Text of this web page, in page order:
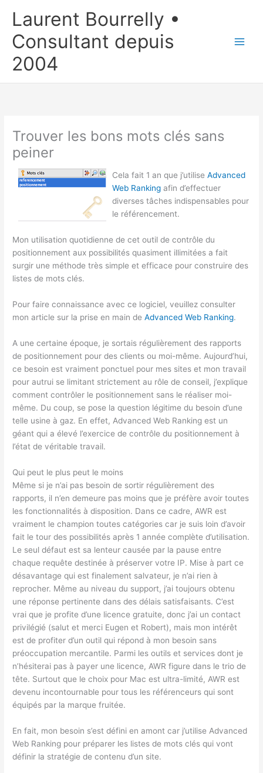
Laurent Bourrelly •
Consultant depuis
2004
Trouver les bons mots clés sans
peiner
Cela fait 1 an que j’utiliseAdvanced
Web Ranking afin d’effectuer
diverses tâches indispensables pour
le référencement.
Mon utilisation quotidienne de cet outil de contrôle du
positionnement aux possibilités quasiment illimitées a fait
surgir une méthode très simple et efficace pour construire des
listes de mots clés.
Pour faire connaissance avec ce logiciel, veuillez consulter
mon article sur la prise en main deAdvanced Web Ranking.
A une certaine époque, je sortais régulièrement des rapports
de positionnement pour des clients ou moi-même. Aujourd’hui,
ce besoin est vraiment ponctuel pour mes sites et mon travail
pour autrui se limitant strictement au rôle de conseil, j’explique
comment contrôler le positionnement sans le réaliser moi-
même. Du coup, se pose la question légitime du besoin d’une
telle usine à gaz. En effet, Advanced Web Ranking est un
géant qui a élevé l’exercice de contrôle du positionnement à
l’état de véritable travail.
Qui peut le plus peut le moins
Même si je n’ai pas besoin de sortir régulièrement des
rapports, il n’en demeure pas moins que je préfère avoir toutes
les fonctionnalités à disposition. Dans ce cadre, AWR est
vraiment le champion toutes catégories car je suis loin d’avoir
fait le tour des possibilités après 1 année complète d’utilisation.
Le seul défaut est sa lenteur causée par la pause entre
chaque requête destinée à préserver votre IP. Mise à part ce
désavantage qui est finalement salvateur, je n’ai rien à
reprocher. Même au niveau du support, j’ai toujours obtenu
une réponse pertinente dans des délais satisfaisants. C’est
vrai que je profite d’une licence gratuite, donc j’ai un contact
privilégié (salut et merci Eugen et Robert), mais mon intérêt
est de profiter d’un outil qui répond à mon besoin sans
préoccupation mercantile. Parmi les outils et services dont je
n’hésiterai pas à payer une licence, AWR figure dans le trio de
tête. Surtout que le choix pour Mac est ultra-limité, AWR est
devenu incontournable pour tous les référenceurs qui sont
équipés par la marque fruitée.
En fait, mon besoin s’est défini en amont car j’utilise Advanced
Web Ranking pour préparer les listes de mots clés qui vont
définir la stratégie de contenu d’un site.